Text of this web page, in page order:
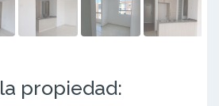
propiedad: